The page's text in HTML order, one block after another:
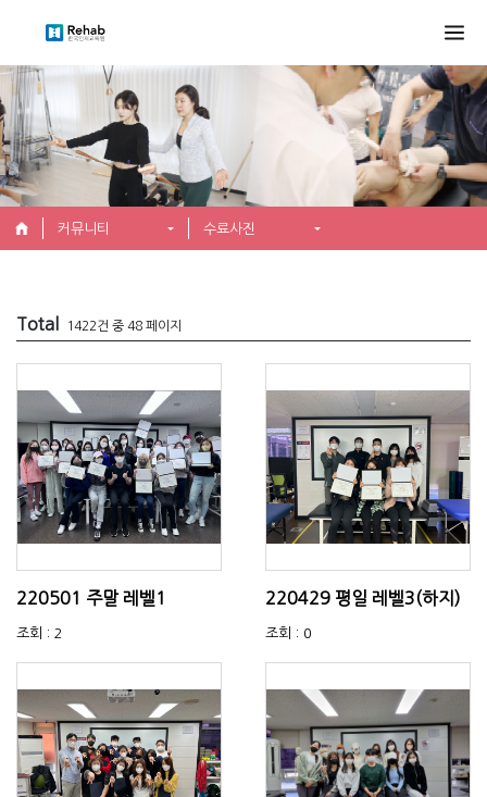
커뮤니티 수료사진
Total 1422건 중 48 페이지
220501 주말 레벨1
조회 : 2
220429 평일 레벨3(하지)
조회 : 0